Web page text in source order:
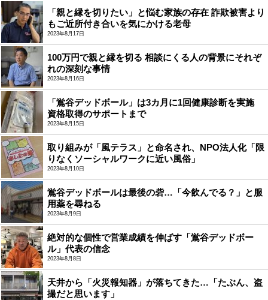
「親と縁を切りたい」と悩む家族の存在 詐欺被害より
もご近所付き合いを気にかける老母
2023年8月17日
100万円で親と縁を切る 相談にくる人の背景にそれぞ
れの深刻な事情
2023年8月16日
「鴬谷デッドボール」は3カ月に1回健康診断を実施
資格取得のサポートまで
2023年8月15日
取り組みが「風テラス」と命名され、NPO法人化「限
りなくソーシャルワークに近い風俗」
2023年8月10日
鴬谷デッドボールは最後の砦…「今飲んでる？」と服
用薬を尋ねる
2023年8月9日
絶対的な個性で営業成績を伸ばす「鴬谷デッドボー
ル」代表の信念
2023年8月8日
天井から「火災報知器」が落ちてきた…「たぶん、盗
撮だと思います」